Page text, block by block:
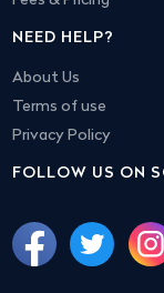
NEED HELP?
About Us
Terms of use
Privacy Policy
FOLLOW US ON